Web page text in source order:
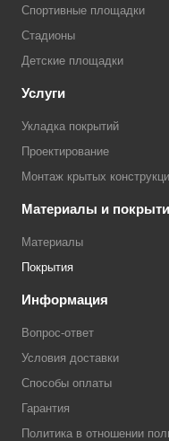
Спортивные площадки
Стадионы
Детские площадки
Услуги
Укладка покрытий
Проектирование
Монтаж крытых
Материалы и
Материалы
Покрытия
Информация
Вопрос-ответ
Условия доставки
Способы оплаты
Гарантия
Политика в отношении